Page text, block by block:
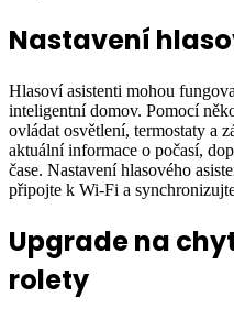
Nastavení
Hlasoví asistenti mohou
inteligentní domov. Pomocí
ovládat osvětlení, termostaty a
aktuální informace o počasí,
čase. Nastavení hlasového
připojte k Wi-Fi a
Upgrade na
rolety